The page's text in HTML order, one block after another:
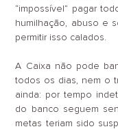
“impossível” pagar
humilhação, abuso e
permitir isso calados.
A Caixa não pode
todos os dias, nem o
ainda: por tempo
do banco seguem
metas teriam sido